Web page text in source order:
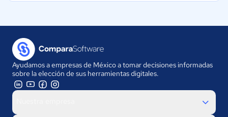
Ayudamos a empresas de México a tomar decisiones informadas
sobre la elección de sus herramientas digitales.